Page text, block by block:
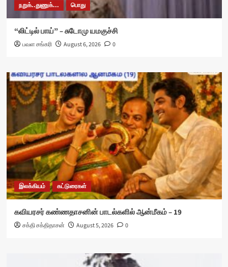
நறுக்..துணுக்... பொது
“லிட்டில் பாய்” – சுடோமு யமகுச்சி
பவள சங்கரி August 6, 2026 0
இலக்கியம் கட்டுரைகள்
கவியரசர் கண்ணதாசனின் பாடல்களில் ஆன்மீகம் – 19
சக்தி சக்திதாசன் August 5, 2026 0